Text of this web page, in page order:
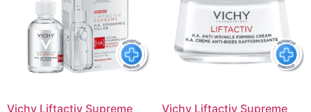
Vichy Liftactiv Supreme
Vichy Liftactiv Supreme